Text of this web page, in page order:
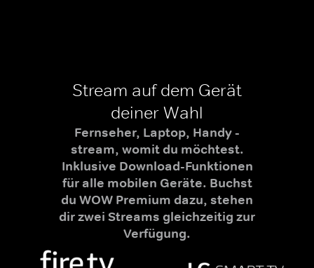
Stream auf dem Gerät
deiner Wahl
Fernseher, Laptop, Handy -
stream, womit du möchtest.
Inklusive Download-Funktionen
für alle mobilen Geräte. Buchst
du WOW Premium dazu, stehen
dir zwei Streams gleichzeitig zur
Verfügung.